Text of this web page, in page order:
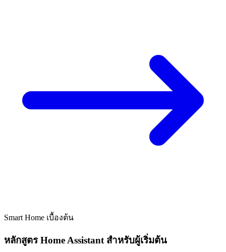
Smart Home เบื้องต้น
หลักสูตร Home Assistant สำหรับผู้เริ่มต้น